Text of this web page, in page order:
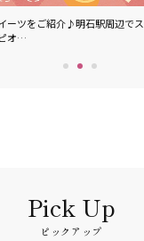
ーツをご紹介♪明石駅周辺でス
オ…
ピックアップ